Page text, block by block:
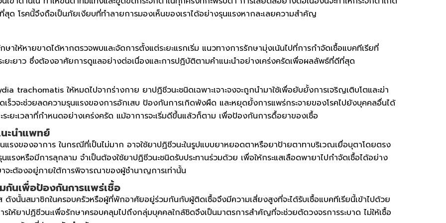
สุด โรคนี้จึงถือเป็นภัยเงียบที่ทำลายการมองเห็นของเราได้อย่างรุนแรงหากละเลยความสำคัญ
าให้หายขาดได้หากตรวจพบและจัดการตั้งแต่ระยะแรกเริ่ม แนวทางการรักษามุ่งเน้นไปที่การกำจัดเชื้อแบคทีเรียที่
ะยะยาว ซึ่งต้องอาศัยการดูแลอย่างต่อเนื่องและการปฏิบัติตามคำแนะนำอย่างเคร่งครัดเพื่อผลลัพธ์ที่ดีที่สุด
trachomatis ให้หมดไปจากร่างกาย ยาปฏิชีวนะชนิดเฉพาะเจาะจงจะถูกนำมาใช้เพื่อยับยั้งการเจริญเติบโตและฆ่า
เร็วจะช่วยลดความรุนแรงของการอักเสบ ป้องกันการเกิดพังผืด และหยุดยั้งการแพร่กระจายของโรคไปยังบุคคลอื่นได้
ะยะเวลาที่กำหนดอย่างเคร่งครัด แม้อาการจะเริ่มดีขึ้นแล้วก็ตาม เพื่อป้องกันการดื้อยาของเชื้อ
นะนำแพทย์
รงของอาการ ในกรณีที่เป็นไม่มาก อาจใช้ยาปฏิชีวนะในรูปแบบยาหยอดตาหรือยาป้ายตาทาบริเวณเยื่อบุตาโดยตรง
รงหรือมีการลุกลาม จำเป็นต้องใช้ยาปฏิชีวนะชนิดรับประทานร่วมด้วย เพื่อให้กระแสเลือดพายาไปกำจัดเชื้อได้อย่าง
จะต้องอยู่ภายใต้การพิจารณาของผู้ชำนาญการเท่านั้น
กันเพื่อป้องกันการแพร่เชื้อ
งนั้นสมาชิกในครอบครัวหรือผู้ที่พักอาศัยอยู่ร่วมกันกับผู้ติดเชื้อจึงมีความเสี่ยงสูงที่จะได้รับเชื้อแบคทีเรียนี้เข้าไปด้วย
ห้ยาปฏิชีวนะเพื่อรักษาครอบคลุมไปถึงกลุ่มบุคคลใกล้ชิดจึงเป็นมาตรการสำคัญที่จะช่วยตัดวงจรการระบาด ไม่ให้เชื้อ